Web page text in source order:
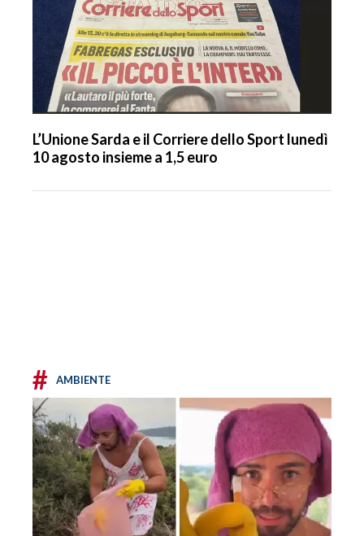
L’Unione Sarda e il Corriere dello Sport lunedì
10 agosto insieme a 1,5 euro
# AMBIENTE